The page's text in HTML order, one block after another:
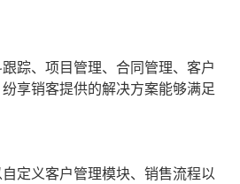
踪、项目管理、合同管理、客户
享销客提供的解决方案能够满足
定义客户管理模块、销售流程以